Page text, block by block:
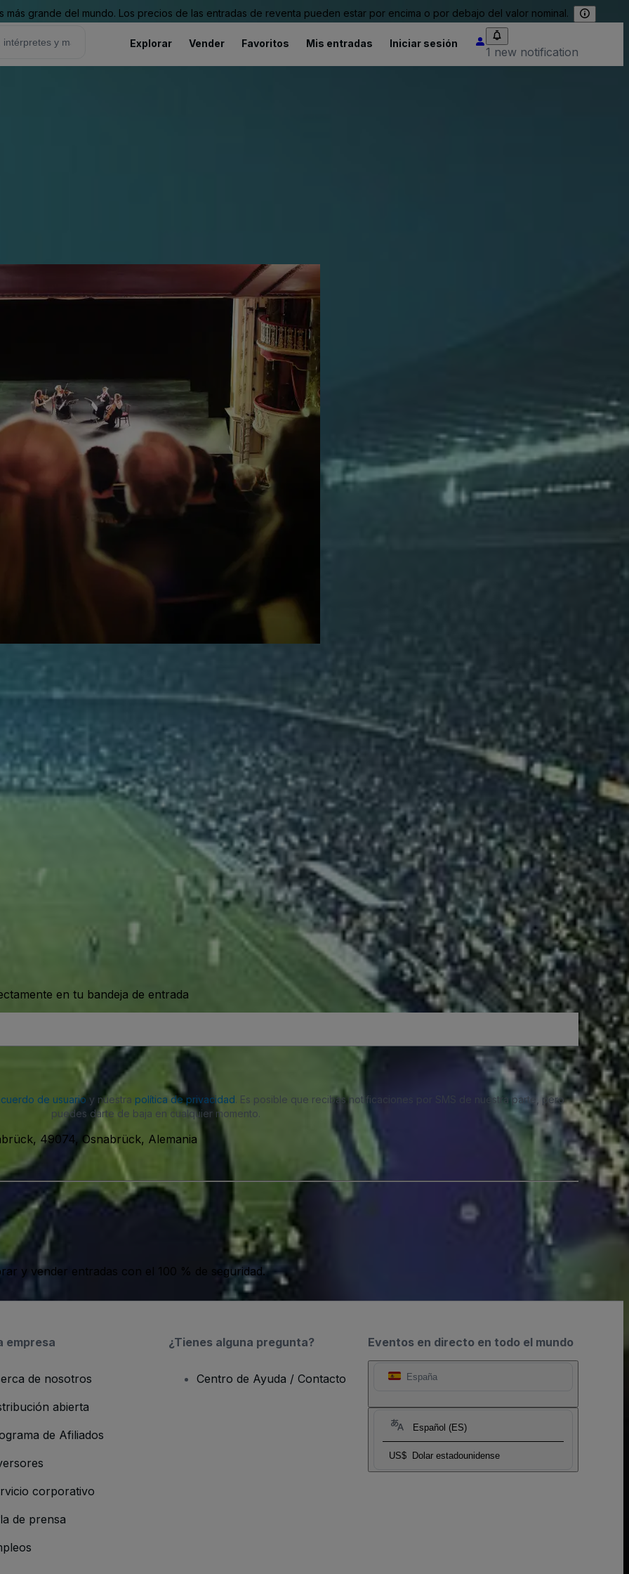
grande del mundo. Los precios de las entradas de reventa pueden estar por encima o por debajo del valor nominal.
Explorar Vender Favoritos Mis entradas Iniciar sesión
1 new notification
en tu bandeja de entrada
de usuario y nuestra política de privacidad. Es posible que recibas notificaciones por SMS de nuestra parte, pero
puedes darte de baja en cualquier momento.
49074, Osnabrück, Alemania
y vender entradas con el 100 % de seguridad.
Eventos en directo en todo el mundo
España
Español (ES)
US$ Dolar estadounidense
empresa
de nosotros
abierta
de Afiliados
corporativo
de prensa
¿Tienes alguna pregunta?
Centro de Ayuda / Contacto